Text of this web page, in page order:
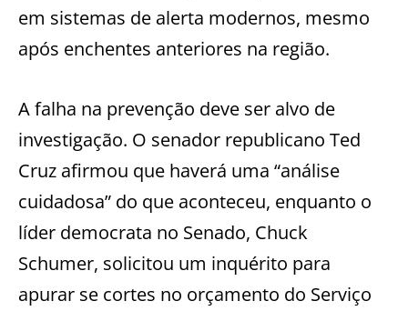
em sistemas de alerta modernos, mesmo
após enchentes anteriores na região.
A falha na prevenção deve ser alvo de
investigação. O senador republicano Ted
Cruz afirmou que haverá uma “análise
cuidadosa” do que aconteceu, enquanto o
líder democrata no Senado, Chuck
Schumer, solicitou um inquérito para
apurar se cortes no orçamento do Serviço